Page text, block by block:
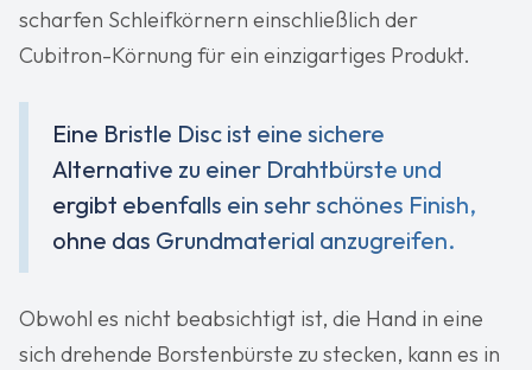
scharfen Schleifkörnern einschließlich der
Cubitron-Körnung für ein einzigartiges Produkt.
Eine Bristle Disc ist eine sichere
Alternative zu einer Drahtbürste und
ergibt ebenfalls ein sehr schönes Finish,
ohne das Grundmaterial anzugreifen.
Obwohl es nicht beabsichtigt ist, die Hand in eine
sich drehende Borstenbürste zu stecken, kann es in